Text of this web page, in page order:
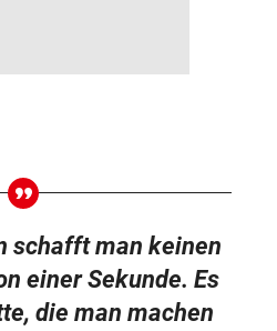
schafft man keinen
einer Sekunde. Es
die man machen